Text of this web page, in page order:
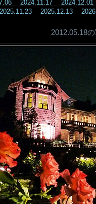
2024.11.17 2024.12.01
2025.11.23
2025.12.13
2012.05.18